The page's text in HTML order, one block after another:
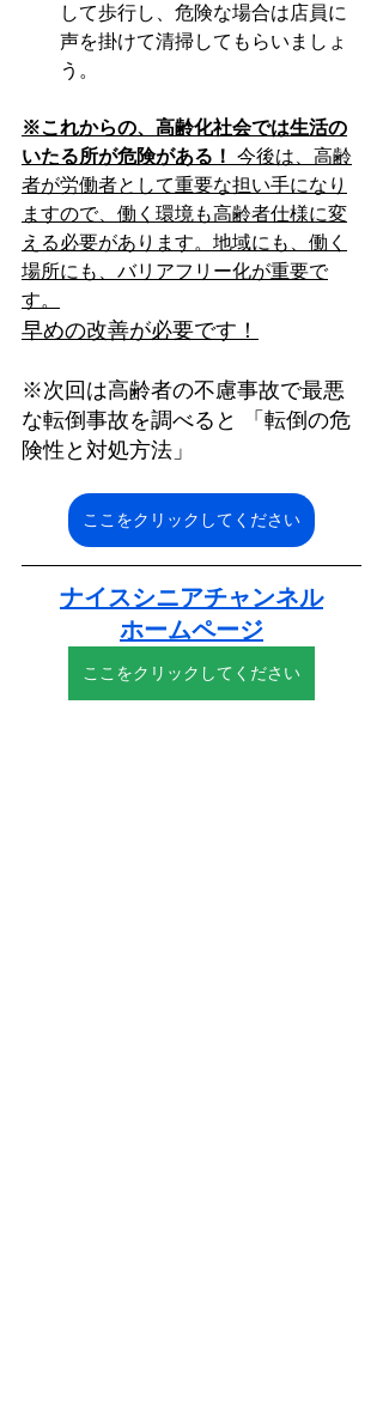
して歩行し、危険な場合は店員に
声を掛けて清掃してもらいましょ
う。
※これからの、高齢化社会では生活の
いたる所が危険がある！ 今後は、高齢
者が労働者として重要な担い手になり
ますので、働く環境も高齢者仕様に変
える必要があります。地域にも、働く
場所にも、バリアフリー化が重要で
す。
早めの改善が必要です！
※次回は高齢者の不慮事故で最悪
な転倒事故を調べると 「転倒の危
険性と対処方法」
ここをクリックしてください
ナイスシニアチャンネル
ホームページ
ここをクリックしてください